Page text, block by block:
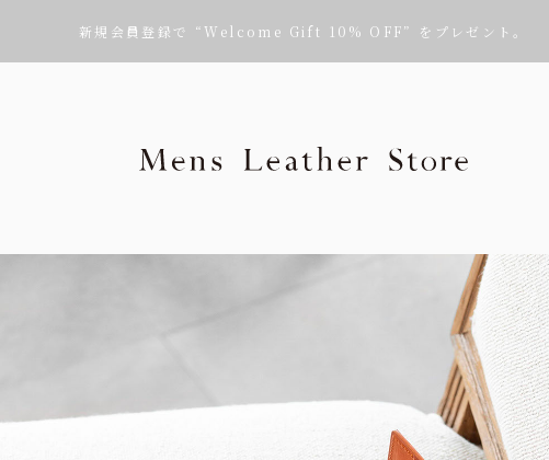
新規会員登録で “Welcome Gift 10% OFF” をプレゼント。